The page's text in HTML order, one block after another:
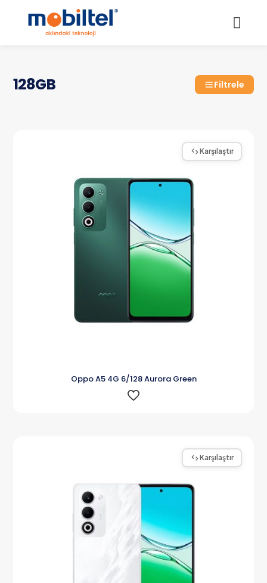
128GB Filtrele
Karşılaştır
Oppo A5 4G 6/128 Aurora Green
Karşılaştır